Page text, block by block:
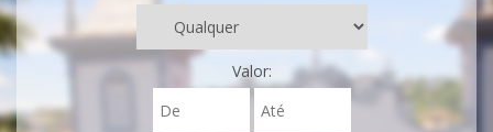
Valor: